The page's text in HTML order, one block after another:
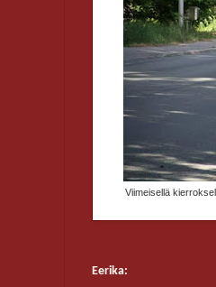
Viimeisellä
Eerika: